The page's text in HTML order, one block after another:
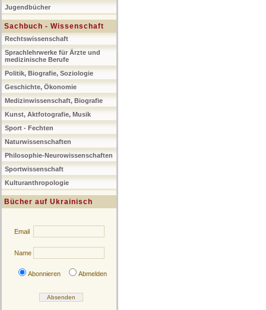
Jugendbücher
Sachbuch - Wissenschaft
Rechtswissenschaft
Sprachlehrwerke für Ärzte und
medizinische Berufe
Politik, Biografie, Soziologie
Geschichte, Ökonomie
Medizinwissenschaft, Biografie
Kunst, Aktfotografie, Musik
Sport - Fechten
Naturwissenschaften
Philosophie-Neurowissenschaften
Sportwissenschaft
Kulturanthropologie
Bücher auf Ukrainisch
Email
Name
Abonnieren Abmelden